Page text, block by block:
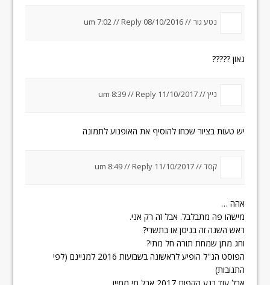
נטע גור //08/10/2016 um 7:02
//Reply
גאון ?????
ניץ //11/10/2017 um 8:39
//Reply
יש טעות בציור שכחו להוסיף את האופנוע לתמונה
קסד //11/10/2017 um 8:49
//Reply
אהה …
מישהו פה מתבלבל. אבל זה רק אני.
ראש השנה זה בניסן או בתשרי?
וחג מתן שמחת תורה חל מתי?
הפוסט הנ"ל הופיע לראשונה בשבועות 2016 למניינם (לפי
התגובות)